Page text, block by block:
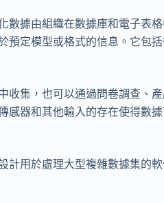
數據由組織在數據庫和電子表
預定模型或格式的信息。它包
收集，也可以通過問卷調查、
感器和其他輸入的存在使得數
用於處理大型複雜數據集的軟